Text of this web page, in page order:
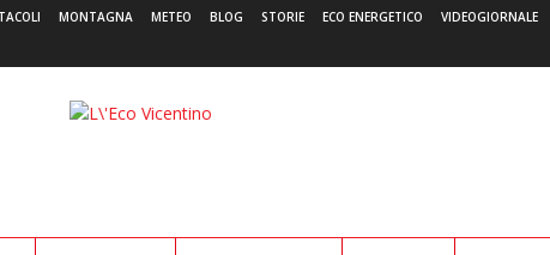
MONTAGNA METEO BLOG STORIE ECO ENERGETICO VIDEOGIORNALE
L'Eco